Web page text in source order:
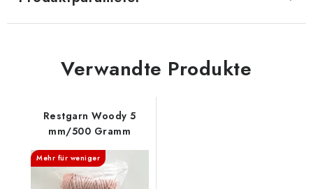
Verwandte Produkte
Restgarn Woody 5
mm/500 Gramm
Mehr für weniger